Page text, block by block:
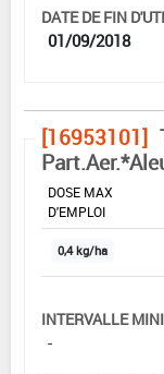
DATE DE FIN
01/09/2018
[16953101]
DOSE MAX
D'EMPLOI
0,4 kg/ha
INTERVALLE
-